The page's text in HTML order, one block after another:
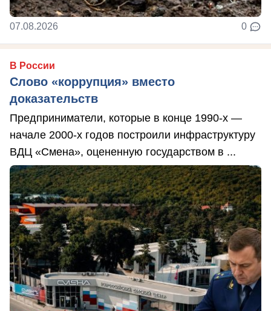
07.08.2026 0
В России
Слово «коррупция» вместо
доказательств
Предприниматели, которые в конце 1990-х —
начале 2000-х годов построили инфраструктуру
ВДЦ «Смена», оцененную государством в ...